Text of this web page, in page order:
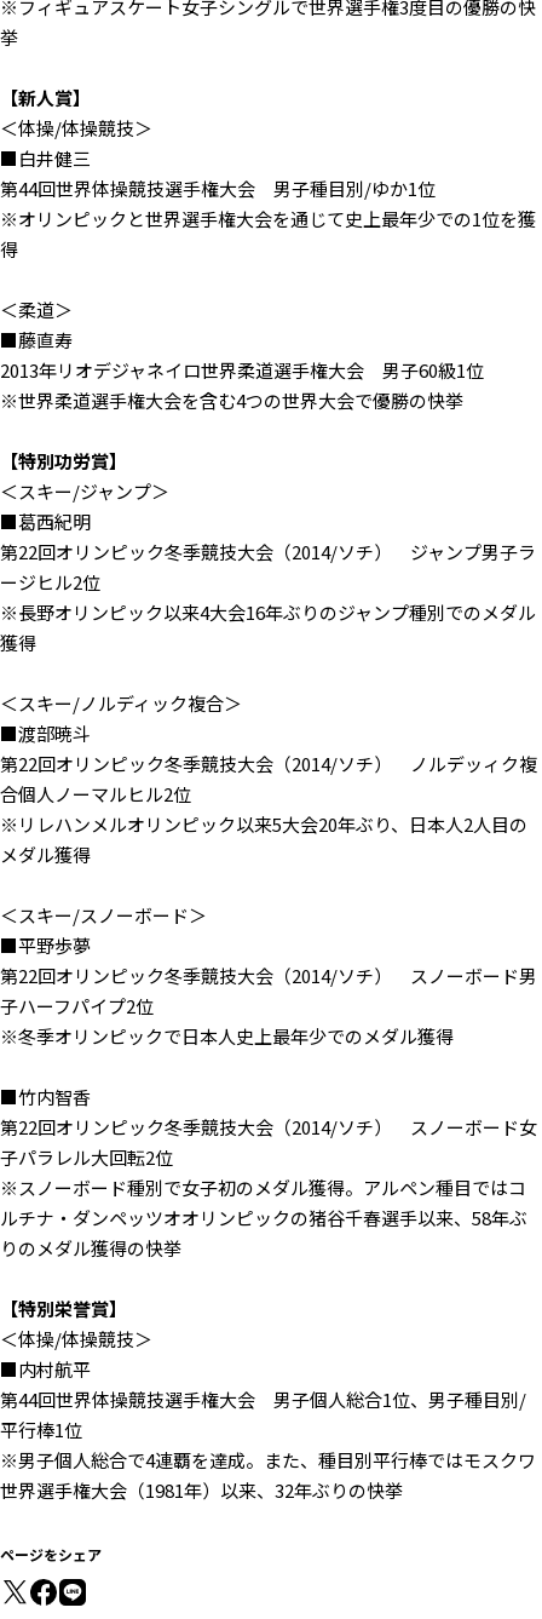
※フィギュアスケート女子シングルで世界選手権3度目の優勝の快
挙
【新人賞】
＜体操/体操競技＞
■白井健三
第44回世界体操競技選手権大会 男子種目別/ゆか1位
※オリンピックと世界選手権大会を通じて史上最年少での1位を獲
得
＜柔道＞
■藤直寿
2013年リオデジャネイロ世界柔道選手権大会 男子60級1位
※世界柔道選手権大会を含む4つの世界大会で優勝の快挙
【特別功労賞】
＜スキー/ジャンプ＞
■葛西紀明
第22回オリンピック冬季競技大会（2014/ソチ） ジャンプ男子ラ
ージヒル2位
※長野オリンピック以来4大会16年ぶりのジャンプ種別でのメダル
獲得
＜スキー/ノルディック複合＞
■渡部暁斗
第22回オリンピック冬季競技大会（2014/ソチ） ノルデッィク複
合個人ノーマルヒル2位
※リレハンメルオリンピック以来5大会20年ぶり、日本人2人目の
メダル獲得
＜スキー/スノーボード＞
■平野歩夢
第22回オリンピック冬季競技大会（2014/ソチ） スノーボード男
子ハーフパイプ2位
※冬季オリンピックで日本人史上最年少でのメダル獲得
■竹内智香
第22回オリンピック冬季競技大会（2014/ソチ） スノーボード女
子パラレル大回転2位
※スノーボード種別で女子初のメダル獲得。アルペン種目ではコ
ルチナ・ダンペッツオオリンピックの猪谷千春選手以来、58年ぶ
りのメダル獲得の快挙
【特別栄誉賞】
＜体操/体操競技＞
■内村航平
第44回世界体操競技選手権大会 男子個人総合1位、男子種目別/
平行棒1位
※男子個人総合で4連覇を達成。また、種目別平行棒ではモスクワ
世界選手権大会（1981年）以来、32年ぶりの快挙
ページをシェア